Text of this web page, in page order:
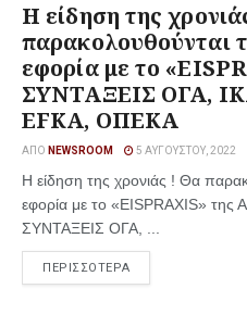
Η είδηση της
παρακολουθούνται
εφορία με το
ΣΥΝΤΑΞΕΙΣ ΟΓΑ,
EFKA, ΟΠΕΚΑ
ΑΠΌ NEWSROOM 5 ΑΥΓΟΎΣΤΟΥ, 2022
Η είδηση της χρονιάς ! Θα
εφορία με το «EISPRAXIS»
ΣΥΝΤΑΞΕΙΣ ΟΓΑ, ...
ΠΕΡΙΣΣΟΤΕΡΑ